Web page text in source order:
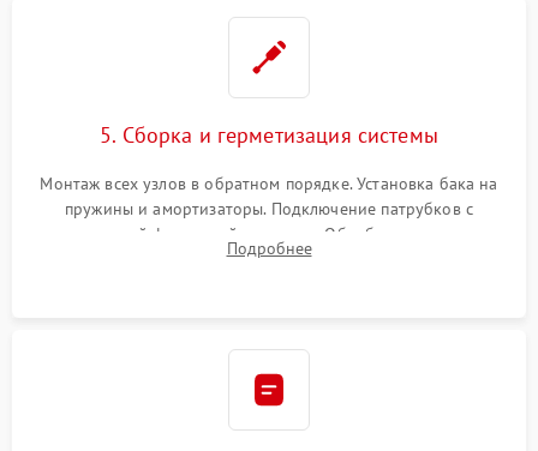
5. Сборка и герметизация системы
Монтаж всех узлов в обратном порядке. Установка бака на
пружины и амортизаторы. Подключение патрубков с
надежной фиксацией хомутами. Обработка стыков
герметиком для предотвращения возможных протечек воды.
Подробнее